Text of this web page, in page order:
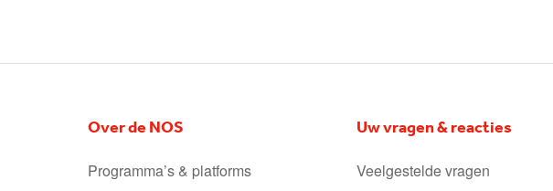
Over de NOS
Programma’s & platforms
Uw vragen & reacties
Veelgestelde vragen